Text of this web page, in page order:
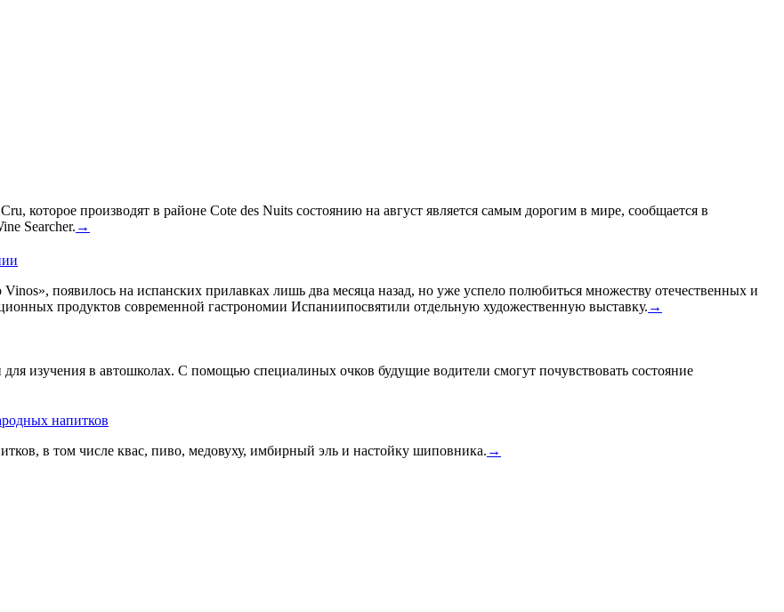
которое производят в районе Cote des Nuits состоянию на август является самым дорогим в мире, сообщается в
Searcher. →
появилось на испанских прилавках лишь два месяца назад, но уже успело полюбиться множеству отечественных и
продуктов современной гастрономии Испаниипосвятили отдельную художественную выставку. →
изучения в автошколах. С помощью специалиных очков будущие водители смогут почувствовать состояние
напитков
в том числе квас, пиво, медовуху, имбирный эль и настойку шиповника. →